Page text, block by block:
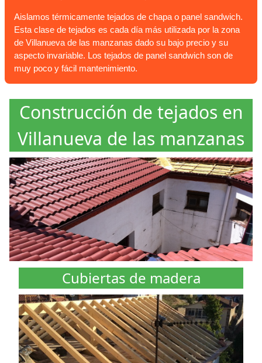
Aislamos térmicamente tejados de chapa o panel sandwich.
Esta clase de tejados es cada día más utilizada por la zona
de Villanueva de las manzanas dado su bajo precio y su
aspecto invariable. Los tejados de panel sandwich son de
muy poco y fácil mantenimiento.
Construcción de tejados en
Villanueva de las manzanas
Cubiertas de madera